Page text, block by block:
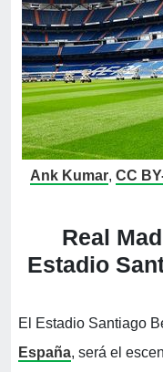
Ank Kumar, CC
Real
Estadio
El Estadio Santiago
España, será el